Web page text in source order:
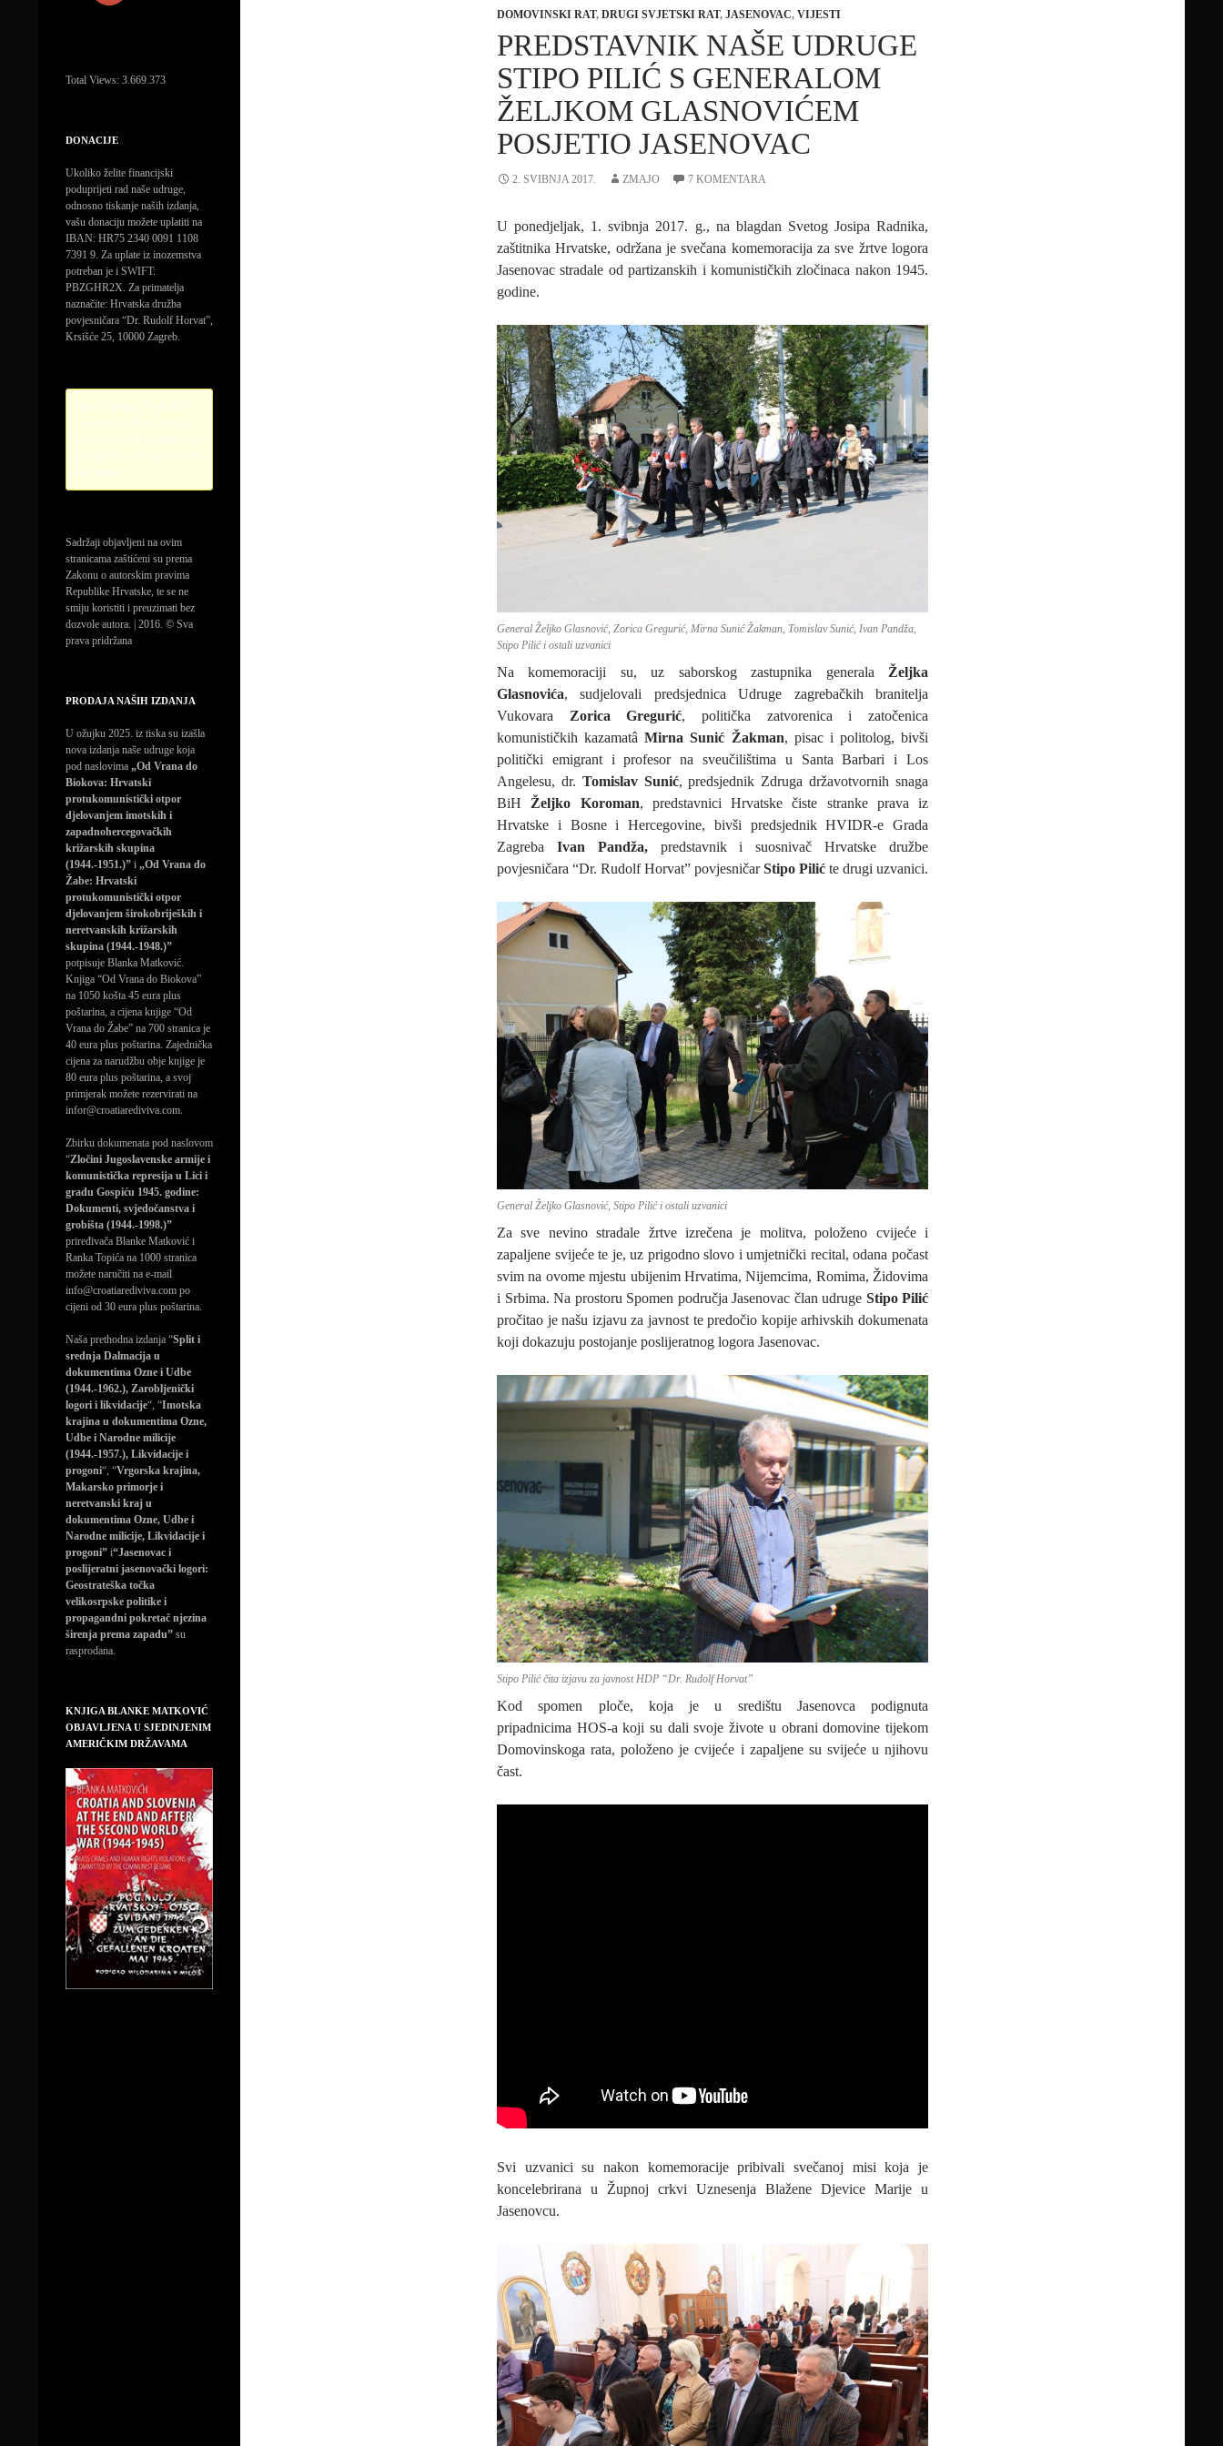
DOMOVINSKI RAT, DRUGI SVJETSKI RAT, JASENOVAC, VIJESTI
PREDSTAVNIK NAŠE UDRUGE
STIPO PILIĆ S GENERALOM
ŽELJKOM GLASNOVIĆEM
POSJETIO JASENOVAC
2. SVIBNJA 2017. ZMAJO 7 KOMENTARA
U ponedjeljak, 1. svibnja 2017. g., na blagdan Svetog Josipa Radnika,
zaštitnika Hrvatske, održana je svečana komemoracija za sve žrtve logora
Jasenovac stradale od partizanskih i komunističkih zločinaca nakon 1945.
godine.
General Željko Glasnović, Zorica Gregurić, Mirna Sunić Žakman, Tomislav Sunić, Ivan Pandža,
Stipo Pilić i ostali uzvanici
Na komemoraciji su, uz saborskog zastupnika generala Željka
Glasnovića, sudjelovali predsjednica Udruge zagrebačkih branitelja
Vukovara Zorica Gregurić, politička zatvorenica i zatočenica
komunističkih kazamatâMirna Sunić Žakman, pisac i politolog, bivši
politički emigrant i profesor na sveučilištima u Santa Barbari i Los
Angelesu, dr. Tomislav Sunić, predsjednik Zdruga državotvornih snaga
BiH Željko Koroman, predstavnici Hrvatske čiste stranke prava iz
Hrvatske i Bosne i Hercegovine, bivši predsjednik HVIDR-e Grada
Zagreba Ivan Pandža, predstavnik i suosnivač Hrvatske družbe
povjesničara “Dr. Rudolf Horvat” povjesničarStipo Pilić te drugi uzvanici.
General Željko Glasnović, Stipo Pilić i ostali uzvanici
Za sve nevino stradale žrtve izrečena je molitva, položeno cvijeće i
zapaljene svijeće te je, uz prigodno slovo i umjetnički recital, odana počast
svim na ovome mjestu ubijenim Hrvatima, Nijemcima, Romima, Židovima
i Srbima. Na prostoru Spomen područja Jasenovac član udruge Stipo Pilić
pročitao je našu izjavu za javnost te predočio kopije arhivskih dokumenata
koji dokazuju postojanje poslijeratnog logora Jasenovac.
Stipo Pilić čita izjavu za javnost HDP “Dr. Rudolf Horvat”
Kod spomen ploče, koja je u središtu Jasenovca podignuta
pripadnicima HOS-a koji su dali svoje živote u obrani domovine tijekom
Domovinskoga rata, položeno je cvijeće i zapaljene su svijeće u njihovu
čast.
Svi uzvanici su nakon komemoracije pribivali svečanoj misi koja je
koncelebrirana u Župnoj crkvi Uznesenja Blažene Djevice Marije u
Jasenovcu.
Total Views: 3.669.373
DONACIJE
Ukoliko želite financijski
poduprijeti rad naše udruge,
odnosno tiskanje naših izdanja,
vašu donaciju možete uplatiti na
IBAN: HR75 2340 0091 1108
7391 9. Za uplate iz inozemstva
potreban je i SWIFT:
PBZGHR2X. Za primatelja
naznačite: Hrvatska družba
povjesničara “Dr. Rudolf Horvat”,
Krsišće 25, 10000 Zagreb.
Sadržaji objavljeni na ovim
stranicama zaštićeni su prema
Zakonu o autorskim pravima
Republike Hrvatske, te se ne
smiju koristiti i preuzimati bez
dozvole autora. | 2016. © Sva
prava pridržana
PRODAJA NAŠIH IZDANJA
U ožujku 2025. iz tiska su izašla
nova izdanja naše udruge koja
pod naslovima „Od Vrana do
Biokova: Hrvatski
protukomunistički otpor
djelovanjem imotskih i
zapadnohercegovačkih
križarskih skupina
(1944.-1951.)” i „Od Vrana do
Žabe: Hrvatski
protukomunistički otpor
djelovanjem širokobrijeških i
neretvanskih križarskih
skupina (1944.-1948.)”
potpisuje Blanka Matković.
Knjiga “Od Vrana do Biokova”
na 1050 košta 45 eura plus
poštarina, a cijena knjige “Od
Vrana do Žabe” na 700 stranica je
40 eura plus poštarina. Zajednička
cijena za narudžbu obje knjige je
80 eura plus poštarina, a svoj
primjerak možete rezervirati na
infor@croatiarediviva.com.
Zbirku dokumenata pod naslovom
“Zločini Jugoslavenske armije i
komunistička represija u Lici i
gradu Gospiću 1945. godine:
Dokumenti, svjedočanstva i
grobišta (1944.-1998.)”
priređivača Blanke Matković i
Ranka Topića na 1000 stranica
možete naručiti na e-mail
info@croatiarediviva.com po
cijeni od 30 eura plus poštarina.
Naša prethodna izdanja “Split i
srednja Dalmacija u
dokumentima Ozne i Udbe
(1944.-1962.), Zarobljenički
logori i likvidacije“, “Imotska
krajina u dokumentima Ozne,
Udbe i Narodne milicije
(1944.-1957.), Likvidacije i
progoni“, “Vrgorska krajina,
Makarsko primorje i
neretvanski kraj u
dokumentima Ozne, Udbe i
Narodne milicije, Likvidacije i
progoni” i“Jasenovac i
poslijeratni jasenovački logori:
Geostrateška točka
velikosrpske politike i
propagandni pokretač njezina
širenja prema zapadu” su
rasprodana.
KNJIGA BLANKE MATKOVIĆ
OBJAVLJENA U SJEDINJENIM
AMERIČKIM DRŽAVAMA